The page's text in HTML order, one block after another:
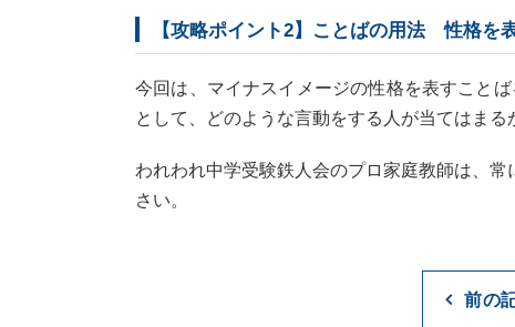
【攻略ポイント2】ことばの用法 性格を
今回は、マイナスイメージの性格を表すこと
として、どのような言動をする人が当てはま
われわれ中学受験鉄人会のプロ家庭教師は、
さい。
前の